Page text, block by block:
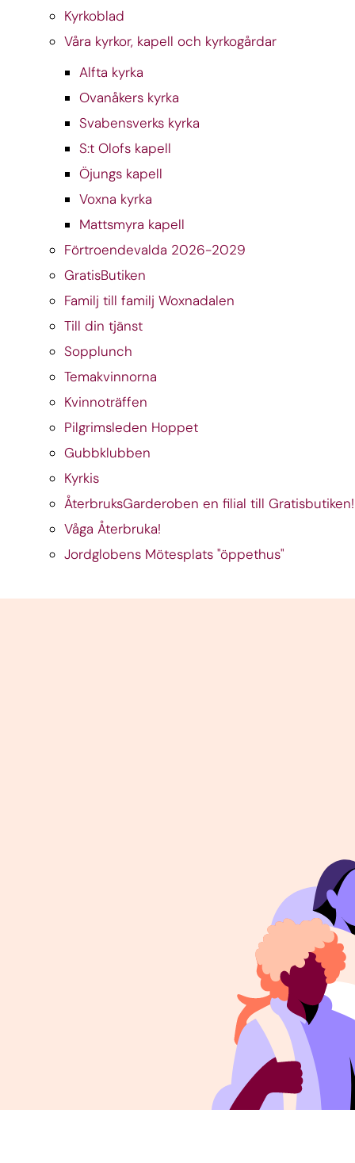
Kyrkoblad
Våra kyrkor, kapell och kyrkogårdar
Alfta kyrka
Ovanåkers kyrka
Svabensverks kyrka
S:t Olofs kapell
Öjungs kapell
Voxna kyrka
Mattsmyra kapell
Förtroendevalda 2026-2029
GratisButiken
Familj till familj Woxnadalen
Till din tjänst
Sopplunch
Temakvinnorna
Kvinnoträffen
Pilgrimsleden Hoppet
Gubbklubben
Kyrkis
ÅterbruksGarderoben en filial till
Våga Återbruka!
Jordglobens Mötesplats "öppethus"